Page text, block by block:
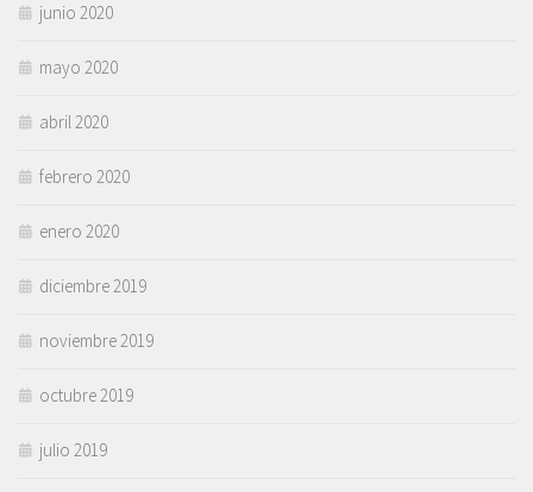
junio 2020
mayo 2020
abril 2020
febrero 2020
enero 2020
diciembre 2019
noviembre 2019
octubre 2019
julio 2019